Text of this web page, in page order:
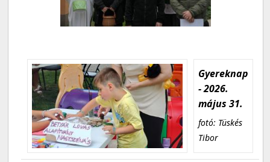
Gyereknap
- 2026.
május 31.
fotó: Tüskés
Tibor